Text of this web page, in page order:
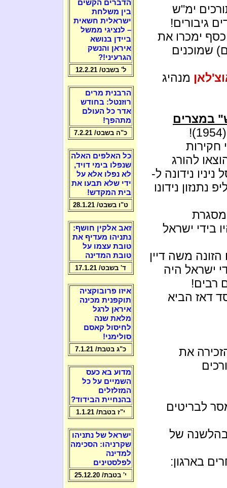
ימ"ש
גיבורים!
כסף ימכרו את
שמוכנים
מנהיג
במצרים
חקירות
להורג
נידונה ל-
נתנזון נידונו
בידי ישראל
הזונה משה דיין
ישראל היה
רבים!
דאז הביא
את
התורכים
לבריטים
של
בארגון:
הדברים הקשים
בין משלחת
ישראלית חשאית
– לנציגי ממשל
ביידן בנושא
איראן והנשק
הגרעיני!?
ל' בשבט/ 12.2.21
הרבנית מרים
רוזנטל: בחודש
אדר כל העולם
מתהפך!
כ"ה בשבט/ 7.2.21
כל האלפים האלה
שנפלו בימי דויד,
לא נפלו אלא על
ידי שלא תבעו את
בית המקדש!
ט"ו בשבט/ 28.1.21
זאב אלקין חושף:
נתניהו מעדיף את
טובת עצמו על
טובת המדינה
ד' בשבט/ 17.1.21
איזו פרובוקציה
תוקפנית מכינה
איראן לרגל
מלאת שנה
לחיסול קאסם
סולימני!
כ"ג בטבת/ 7.1.21
מדוע בא כעס
השמיים על כל
המזלזלים
בהנחיית הבידוד?
י"ז בטבת/ 1.1.21
ישראל של נתניהו
שקרניהו: הסכימה
למדינה
לפלסטינים
י' בטבת/ 25.12.20